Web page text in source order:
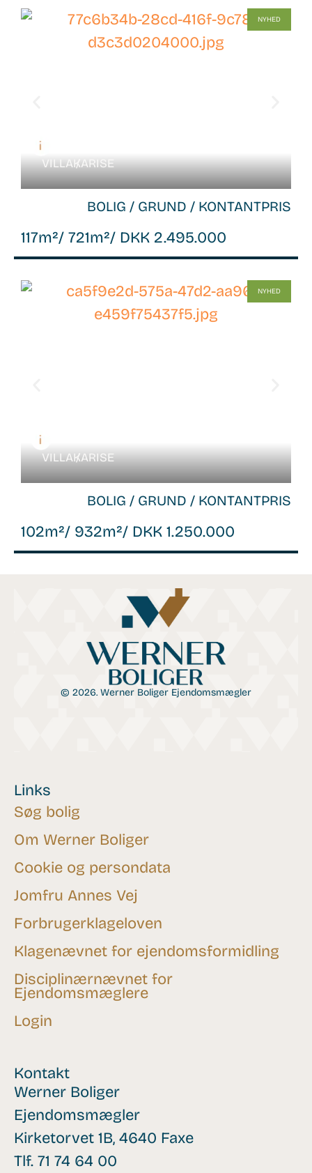
NYHED
WB-
VILLA /KARISE
BOLIG / GRUND / KONTANTPRIS
117m²/ 721m²/ DKK 2.495.000
NYHED
WB-
VILLA /KARISE
BOLIG / GRUND / KONTANTPRIS
102m²/ 932m²/ DKK 1.250.000
© 2026. Werner Boliger Ejendomsmægler
Kontakt
Werner Boliger
Ejendomsmægler
Kirketorvet 1B, 4640 Faxe
Tlf. 71 74 64 00
Links
Søg bolig
Om Werner Boliger
Cookie og persondata
Jomfru Annes Vej
Forbrugerklageloven
Klagenævnet for ejendomsformidling
Disciplinærnævnet for
Ejendomsmæglere
Login